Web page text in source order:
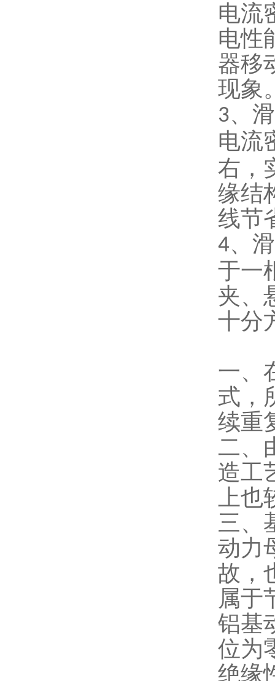
电流
电性
器移
现象
3、
电流
右，
缘结
线节
4、
于一
夹、
十分
一、
式，
续重
二、
造工
上
三、
动力
故，
属于
铝基
位为
绝缘